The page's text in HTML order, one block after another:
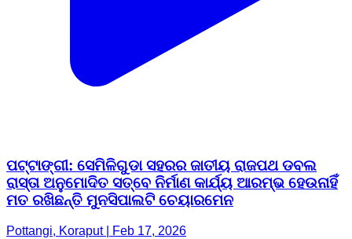
ପଟ୍ଟାଙ୍ଗୀ: ସେମିଳିଗୁଡା ସହରର ଜାତୀୟ ରାଜପଥ ଡବଲ
ରାସ୍ତା ଅନୁମୋଦିତ ସତ୍ବେ ନିର୍ମାଣ କାର୍ଯ୍ୟ ଆରମ୍ଭ ହେଉନାହିଁ
ମତ ରଖିଛନ୍ତି ମୁନସିପାଲଟି ଚେୟାରମେନ
Pottangi, Koraput | Feb 17, 2026